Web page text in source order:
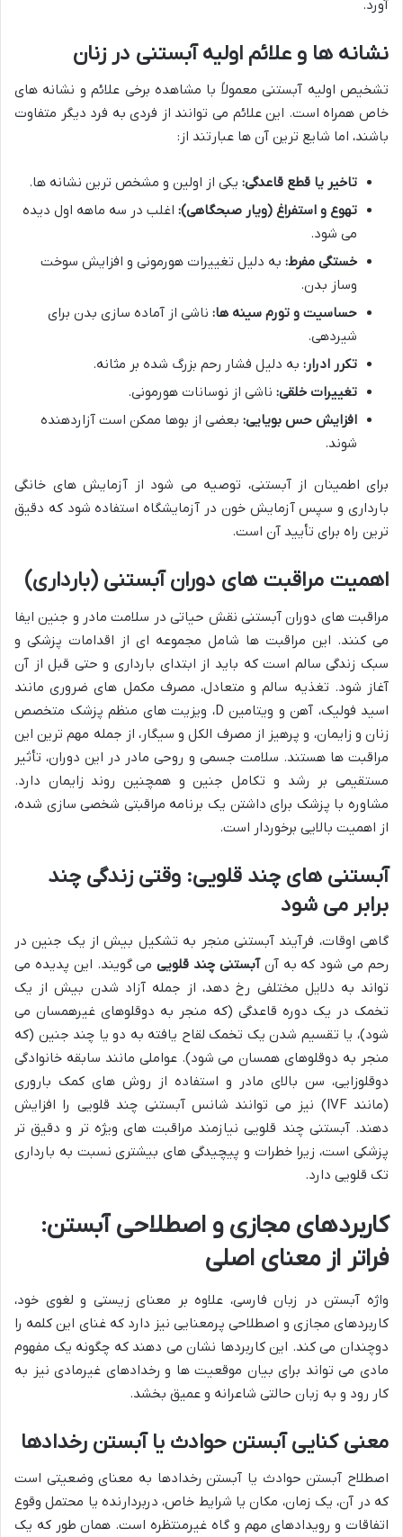
آورد.
نشانه ها و علائم اولیه آبستنی در زنان
تشخیص اولیه آبستنی معمولاً با مشاهده برخی علائم و نشانه های
خاص همراه است. این علائم می توانند از فردی به فرد دیگر متفاوت
باشند، اما شایع ترین آن ها عبارتند از:
تاخیر یا قطع قاعدگی: یکی از اولین و مشخص ترین نشانه ها.
تهوع و استفراغ (ویار صبحگاهی): اغلب در سه ماهه اول دیده
می شود.
خستگی مفرط: به دلیل تغییرات هورمونی و افزایش سوخت
وساز بدن.
حساسیت و تورم سینه ها: ناشی از آماده سازی بدن برای
شیردهی.
تکرر ادرار: به دلیل فشار رحم بزرگ شده بر مثانه.
تغییرات خلقی: ناشی از نوسانات هورمونی.
افزایش حس بویایی: بعضی از بوها ممکن است آزاردهنده
شوند.
برای اطمینان از آبستنی، توصیه می شود از آزمایش های خانگی
بارداری و سپس آزمایش خون در آزمایشگاه استفاده شود که دقیق
ترین راه برای تأیید آن است.
اهمیت مراقبت های دوران آبستنی (بارداری)
مراقبت های دوران آبستنی نقش حیاتی در سلامت مادر و جنین ایفا
می کنند. این مراقبت ها شامل مجموعه ای از اقدامات پزشکی و
سبک زندگی سالم است که باید از ابتدای بارداری و حتی قبل از آن
آغاز شود. تغذیه سالم و متعادل، مصرف مکمل های ضروری مانند
اسید فولیک، آهن و ویتامین D، ویزیت های منظم پزشک متخصص
زنان و زایمان، و پرهیز از مصرف الکل و سیگار، از جمله مهم ترین این
مراقبت ها هستند. سلامت جسمی و روحی مادر در این دوران، تأثیر
مستقیمی بر رشد و تکامل جنین و همچنین روند زایمان دارد.
مشاوره با پزشک برای داشتن یک برنامه مراقبتی شخصی سازی شده،
از اهمیت بالایی برخوردار است.
آبستنی های چند قلویی: وقتی زندگی چند
برابر می شود
گاهی اوقات، فرآیند آبستنی منجر به تشکیل بیش از یک جنین در
رحم می شود که به آنآبستنی چند قلوییمی گویند. این پدیده می
تواند به دلایل مختلفی رخ دهد، از جمله آزاد شدن بیش از یک
تخمک در یک دوره قاعدگی (که منجر به دوقلوهای غیرهمسان می
شود)، یا تقسیم شدن یک تخمک لقاح یافته به دو یا چند جنین (که
منجر به دوقلوهای همسان می شود). عواملی مانند سابقه خانوادگی
دوقلوزایی، سن بالای مادر و استفاده از روش های کمک باروری
(مانند IVF) نیز می توانند شانس آبستنی چند قلویی را افزایش
دهند. آبستنی چند قلویی نیازمند مراقبت های ویژه تر و دقیق تر
پزشکی است، زیرا خطرات و پیچیدگی های بیشتری نسبت به بارداری
تک قلویی دارد.
کاربردهای مجازی و اصطلاحی آبستن:
فراتر از معنای اصلی
واژه آبستن در زبان فارسی، علاوه بر معنای زیستی و لغوی خود،
کاربردهای مجازی و اصطلاحی پرمعنایی نیز دارد که غنای این کلمه را
دوچندان می کند. این کاربردها نشان می دهند که چگونه یک مفهوم
مادی می تواند برای بیان موقعیت ها و رخدادهای غیرمادی نیز به
کار رود و به زبان حالتی شاعرانه و عمیق بخشد.
معنی کنایی آبستن حوادث یا آبستن رخدادها
اصطلاح آبستن حوادث یا آبستن رخدادها به معنای وضعیتی است
که در آن، یک زمان، مکان یا شرایط خاص، دربردارنده یا محتمل وقوع
اتفاقات و رویدادهای مهم و گاه غیرمنتظره است. همان طور که یک